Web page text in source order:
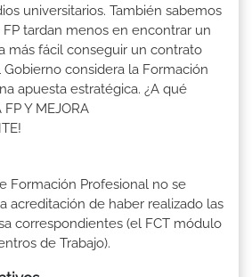
universitarios. También sabemos
tardan menos en encontrar un
más fácil conseguir un contrato
considera la Formación
apuesta estratégica. ¿A qué
FP Y MEJORA
Formación Profesional no se
acreditación de haber realizado las
correspondientes (el FCT módulo
de Trabajo).